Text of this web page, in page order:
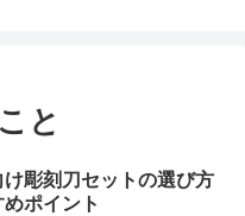
と
け彫刻刀セットの選び方
ポイント